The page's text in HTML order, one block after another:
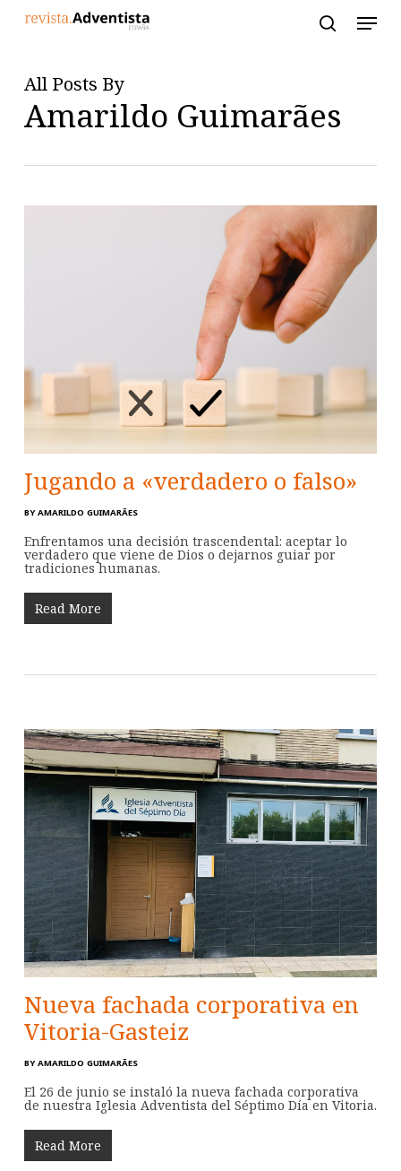
contentAll Posts By
Amarildo Guimarães
Jugando a «verdadero o falso»
BY AMARILDO GUIMARÃES
Enfrentamos una decisión trascendental: aceptar lo
verdadero que viene de Dios o dejarnos guiar por
tradiciones humanas.
Read More
Nueva fachada corporativa en
Vitoria-Gasteiz
BY AMARILDO GUIMARÃES
El 26 de junio se instaló la nueva fachada corporativa
de nuestra Iglesia Adventista del Séptimo Día en Vitoria.
Read More